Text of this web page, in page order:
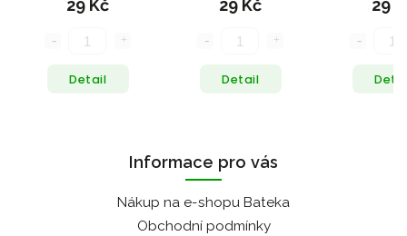
29 Kč
Detail
29 Kč
Detail
29
Informace pro vás
Nákup na e-shopu Bateka
Obchodní podmínky